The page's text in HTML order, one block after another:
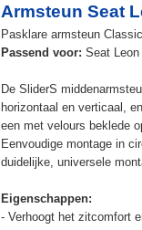
Armsteun Seat
Pasklare armsteun
Passend voor: Seat Leon
De SliderS
horizontaal en verticaal,
een met velours beklede
Eenvoudige montage in
duidelijke, universele
Eigenschappen:
- Verhoogt het zitcomfort